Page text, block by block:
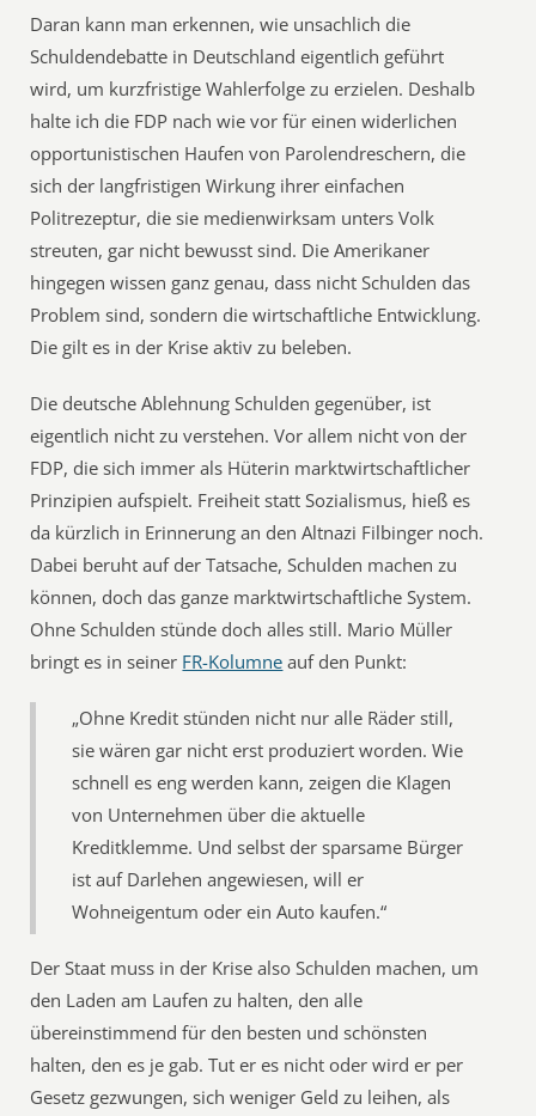
Daran kann man erkennen, wie unsachlich die
Schuldendebatte in Deutschland eigentlich geführt
wird, um kurzfristige Wahlerfolge zu erzielen. Deshalb
halte ich die FDP nach wie vor für einen widerlichen
opportunistischen Haufen von Parolendreschern, die
sich der langfristigen Wirkung ihrer einfachen
Politrezeptur, die sie medienwirksam unters Volk
streuten, gar nicht bewusst sind. Die Amerikaner
hingegen wissen ganz genau, dass nicht Schulden das
Problem sind, sondern die wirtschaftliche Entwicklung.
Die gilt es in der Krise aktiv zu beleben.
Die deutsche Ablehnung Schulden gegenüber, ist
eigentlich nicht zu verstehen. Vor allem nicht von der
FDP, die sich immer als Hüterin marktwirtschaftlicher
Prinzipien aufspielt. Freiheit statt Sozialismus, hieß es
da kürzlich in Erinnerung an den Altnazi Filbinger noch.
Dabei beruht auf der Tatsache, Schulden machen zu
können, doch das ganze marktwirtschaftliche System.
Ohne Schulden stünde doch alles still. Mario Müller
bringt es in seiner FR-Kolumne auf den Punkt:
„Ohne Kredit stünden nicht nur alle Räder still,
sie wären gar nicht erst produziert worden. Wie
schnell es eng werden kann, zeigen die Klagen
von Unternehmen über die aktuelle
Kreditklemme. Und selbst der sparsame Bürger
ist auf Darlehen angewiesen, will er
Wohneigentum oder ein Auto kaufen.“
Der Staat muss in der Krise also Schulden machen, um
den Laden am Laufen zu halten, den alle
übereinstimmend für den besten und schönsten
halten, den es je gab. Tut er es nicht oder wird er per
Gesetz gezwungen, sich weniger Geld zu leihen, als